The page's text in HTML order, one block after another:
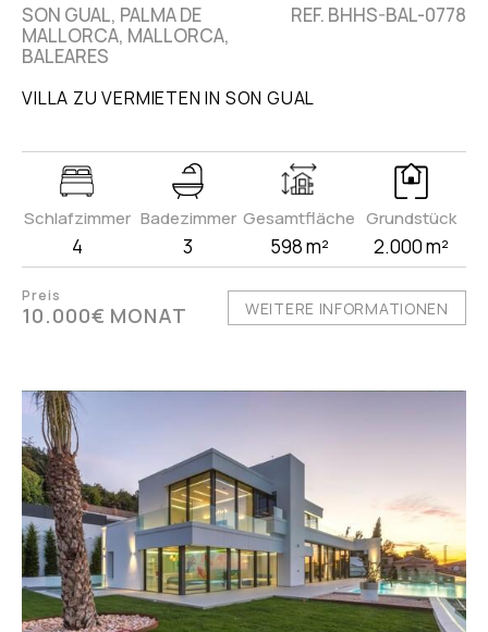
SON GUAL, PALMA DE
MALLORCA, MALLORCA,
BALEARES
REF. BHHS-BAL-0778
VILLA ZU VERMIETEN IN SON GUAL
Schlafzimmer
4
Badezimmer
3
Gesamtfläche
598 m²
Grundstück
2.000 m²
Preis
10.000€ MONAT WEITERE INFORMATIONEN